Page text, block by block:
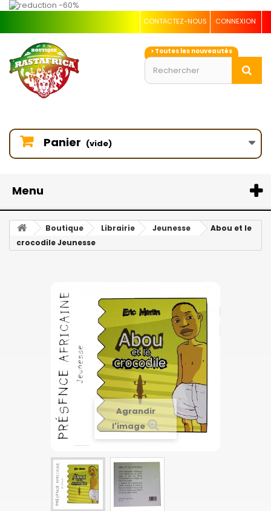
CONNEXION
CONTACTEZ-NOUS
> Toutes les nouveautés
Panier (vide)
Menu
Boutique Librairie Jeunesse
Abou et le
crocodile Jeunesse
Agrandir
l'image